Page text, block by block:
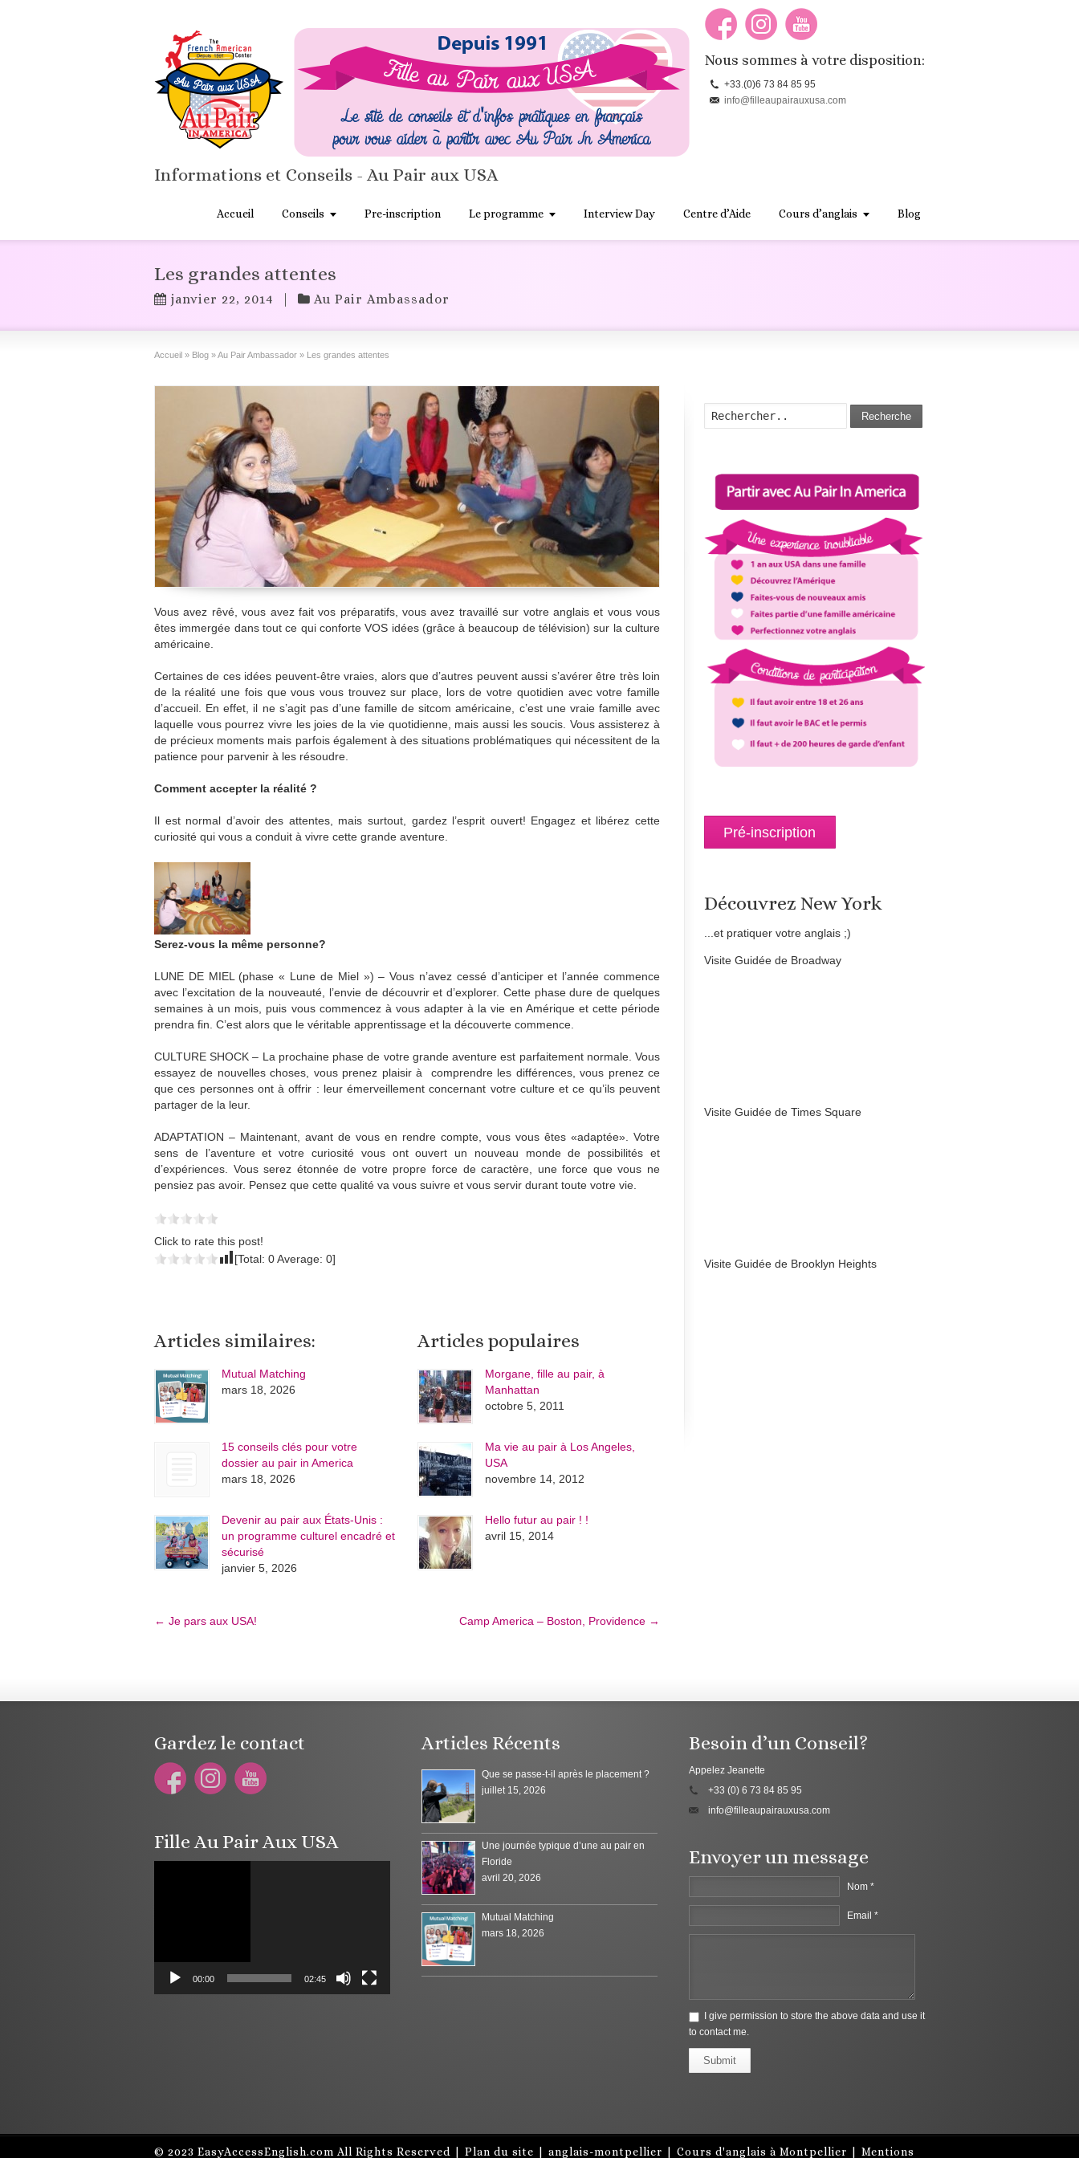
Informations et Conseils - Au Pair aux USA
Nous sommes à votre disposition:
+33.(0)6 73 84 85 95
info@filleaupairauxusa.com
Accueil Conseils Pre-inscription Le programme Interview Day Centre d’Aide Cours d’anglais Blog
Les grandes attentes
janvier 22, 2014 Au Pair Ambassador
Accueil » Blog »Au Pair Ambassador » Les grandes attentes
Vous avez rêvé, vous avez fait vos préparatifs, vous avez travaillé sur votre anglais et vous vous
êtes immergée dans tout ce qui conforte VOS idées (grâce à beaucoup de télévision) sur la culture
américaine.
Certaines de ces idées peuvent-être vraies, alors que d’autres peuvent aussi s’avérer être très loin
de la réalité une fois que vous vous trouvez sur place, lors de votre quotidien avec votre famille
d’accueil. En effet, il ne s’agit pas d’une famille de sitcom américaine, c’est une vraie famille avec
laquelle vous pourrez vivre les joies de la vie quotidienne, mais aussi les soucis. Vous assisterez à
de précieux moments mais parfois également à des situations problématiques qui nécessitent de la
patience pour parvenir à les résoudre.
Comment accepter la réalité ?
Il est normal d’avoir des attentes, mais surtout, gardez l’esprit ouvert! Engagez et libérez cette
curiosité qui vous a conduit à vivre cette grande aventure.
Serez-vous la même personne?
LUNE DE MIEL (phase « Lune de Miel ») – Vous n’avez cessé d’anticiper et l’année commence
avec l’excitation de la nouveauté, l’envie de découvrir et d’explorer. Cette phase dure de quelques
semaines à un mois, puis vous commencez à vous adapter à la vie en Amérique et cette période
prendra fin. C’est alors que le véritable apprentissage et la découverte commence.
CULTURE SHOCK – La prochaine phase de votre grande aventure est parfaitement normale. Vous
essayez de nouvelles choses, vous prenez plaisir à comprendre les différences, vous prenez ce
que ces personnes ont à offrir : leur émerveillement concernant votre culture et ce qu’ils peuvent
partager de la leur.
ADAPTATION – Maintenant, avant de vous en rendre compte, vous vous êtes «adaptée». Votre
sens de l’aventure et votre curiosité vous ont ouvert un nouveau monde de possibilités et
d’expériences. Vous serez étonnée de votre propre force de caractère, une force que vous ne
pensiez pas avoir. Pensez que cette qualité va vous suivre et vous servir durant toute votre vie.
Click to rate this post!
[Total: 0Average: 0]
Articles similaires:
Mutual Matching
mars 18, 2026
15 conseils clés pour votre
dossier au pair in America
mars 18, 2026
Devenir au pair aux États-Unis :
un programme culturel encadré et
sécurisé
janvier 5, 2026
Articles populaires
Morgane, fille au pair, à
Manhattan
octobre 5, 2011
Ma vie au pair à Los Angeles,
USA
novembre 14, 2012
Hello futur au pair ! !
avril 15, 2014
← Je pars aux USA! Camp America – Boston, Providence →
Recherche
Pré-inscription
Découvrez New York
...et pratiquer votre anglais ;)
Visite Guidée de Broadway
Visite Guidée de Times Square
Visite Guidée de Brooklyn Heights
Gardez le contact
Fille Au Pair Aux USA
00:00 02:45
Articles Récents
Que se passe-t-il après le placement ?
juillet 15, 2026
Une journée typique d’une au pair en
Floride
avril 20, 2026
Mutual Matching
mars 18, 2026
Besoin d’un Conseil?
Appelez Jeanette
+33 (0) 6 73 84 85 95
info@filleaupairauxusa.com
Envoyer un message
Nom *
Email *
I give permission to store the above data and use it
to contact me.
Submit
© 2023 EasyAccessEnglish.com All Rights Reserved | Plan du site anglais-montpellier Cours d'anglais à Montpellier Mentions